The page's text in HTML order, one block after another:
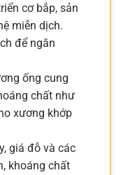
cơ bắp, sản
miễn dịch.
để ngăn
ống cung
chất như
xương khớp
giá đỗ và các
khoáng chất